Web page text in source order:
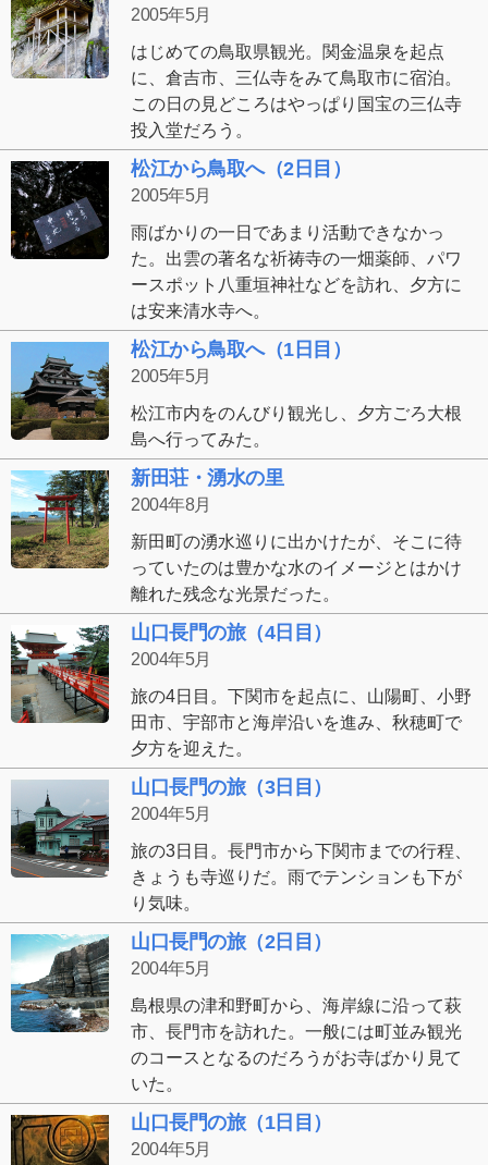
2005年5月
はじめての鳥取県観光。関金温泉を起点
に、倉吉市、三仏寺をみて鳥取市に宿泊。
この日の見どころはやっぱり国宝の三仏寺
投入堂だろう。
松江から鳥取へ（2日目）
2005年5月
雨ばかりの一日であまり活動できなかっ
た。出雲の著名な祈祷寺の一畑薬師、パワ
ースポット八重垣神社などを訪れ、夕方に
は安来清水寺へ。
松江から鳥取へ（1日目）
2005年5月
松江市内をのんびり観光し、夕方ごろ大根
島へ行ってみた。
新田荘・湧水の里
2004年8月
新田町の湧水巡りに出かけたが、そこに待
っていたのは豊かな水のイメージとはかけ
離れた残念な光景だった。
山口長門の旅（4日目）
2004年5月
旅の4日目。下関市を起点に、山陽町、小野
田市、宇部市と海岸沿いを進み、秋穂町で
夕方を迎えた。
山口長門の旅（3日目）
2004年5月
旅の3日目。長門市から下関市までの行程、
きょうも寺巡りだ。雨でテンションも下が
り気味。
山口長門の旅（2日目）
2004年5月
島根県の津和野町から、海岸線に沿って萩
市、長門市を訪れた。一般には町並み観光
のコースとなるのだろうがお寺ばかり見て
いた。
山口長門の旅（1日目）
2004年5月